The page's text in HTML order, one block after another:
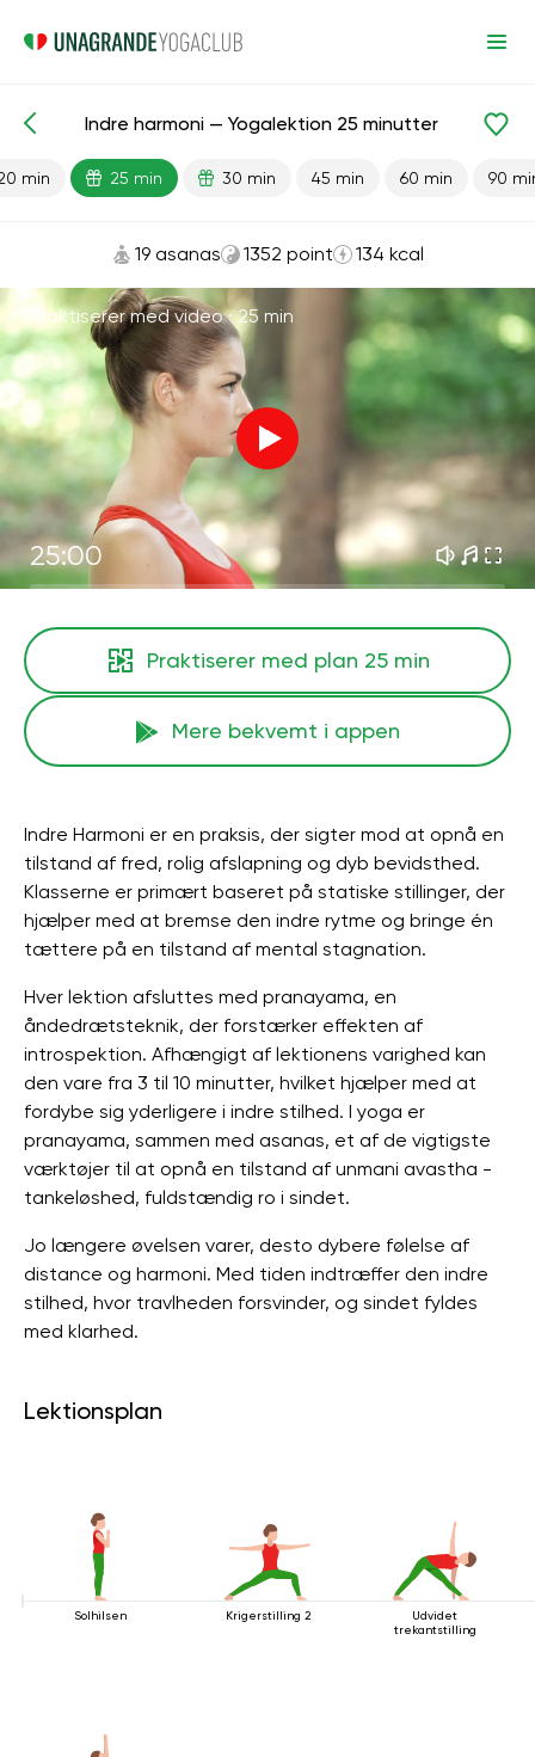
Færdiglavede lektioner Antistress
Indre harmoni — Yogalektion 25 minutter
min 25 min 30 min 45 min 60 min 90
19 asanas 1352 point 134 kcal
Praktiserer med video ·25 min
25:00
Praktiserer med plan 25 min
Mere bekvemt i appen
Indre Harmoni er en praksis, der sigter mod at opnå en
tilstand af fred, rolig afslapning og dyb bevidsthed.
Klasserne er primært baseret på statiske stillinger, der
hjælper med at bremse den indre rytme og bringe én
tættere på en tilstand af mental stagnation.
Hver lektion afsluttes med pranayama, en
åndedrætsteknik, der forstærker effekten af ​​
introspektion. Afhængigt af lektionens varighed kan
den vare fra 3 til 10 minutter, hvilket hjælper med at
fordybe sig yderligere i indre stilhed. I yoga er
pranayama, sammen med asanas, et af de vigtigste
værktøjer til at opnå en tilstand af unmani avastha -
tankeløshed, fuldstændig ro i sindet.
Jo længere øvelsen varer, desto dybere følelse af
distance og harmoni. Med tiden indtræffer den indre
stilhed, hvor travlheden forsvinder, og sindet fyldes
med klarhed.
Lektionsplan
Solhilsen Krigerstilling 2
Udvidet
trekantstilling